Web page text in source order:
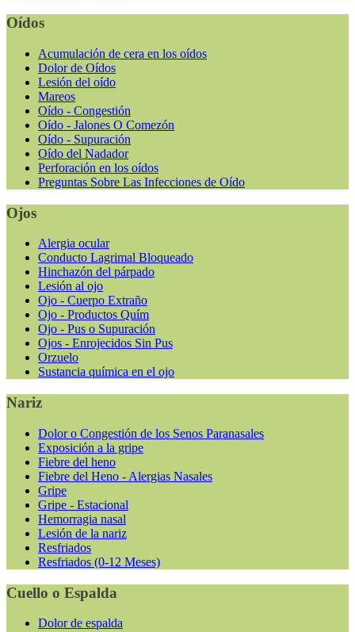
Oídos
Acumulación de cera en los oídos
Dolor de Oídos
Lesión del oído
Mareos
Oído - Congestión
Oído - Jalones O Comezón
Oído - Supuración
Oído del Nadador
Perforación en los oídos
Preguntas Sobre Las Infecciones de Oído
Ojos
Alergia ocular
Conducto Lagrimal Bloqueado
Hinchazón del párpado
Lesión al ojo
Ojo - Cuerpo Extraño
Ojo - Productos Quím
Ojo - Pus o Supuración
Ojos - Enrojecidos Sin Pus
Orzuelo
Sustancia química en el ojo
Nariz
Dolor o Congestión de los Senos Paranasales
Exposición a la gripe
Fiebre del heno
Fiebre del Heno - Alergias Nasales
Gripe
Gripe - Estacional
Hemorragia nasal
Lesión de la nariz
Resfriados
Resfriados (0-12 Meses)
Cuello o Espalda
Dolor de espalda